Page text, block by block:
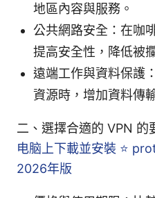
地區內容與服務。
公共網路安全：在咖
提高安全性，降低被
遠端工作與資料保護
資源時，增加資料傳
二、選擇合適的 VPN 的
电脑上下載並安裝 ⭐
2026年版